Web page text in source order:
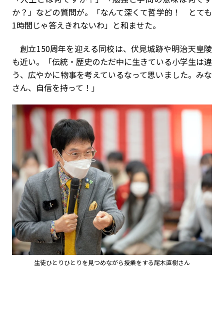
か？」などの質問が。「なんて深くて哲学的！ とても
1時間じゃ答えきれないわ」と和ませた。
創立150周年を迎える同校は、伏見城跡や明治天皇陵
も近い。「伝統・歴史のただ中に生きている小学生は違
う、広やかに物事を考えているなって思いました。みな
さん、自信を持って！」
生徒ひとりひとりを見つめながら授業をする尾木直樹さん